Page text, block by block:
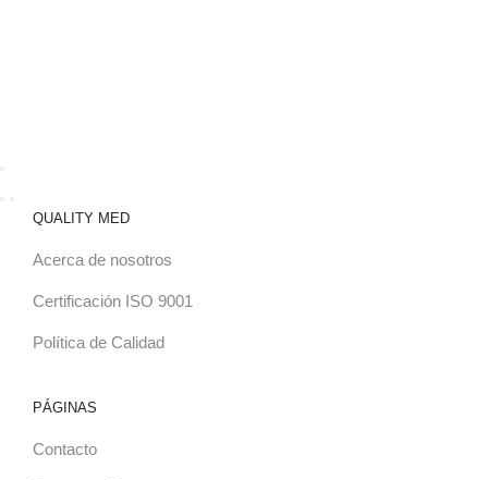
QUALITY MED
Acerca de nosotros
Certificación ISO 9001
Política de Calidad
PÁGINAS
Contacto